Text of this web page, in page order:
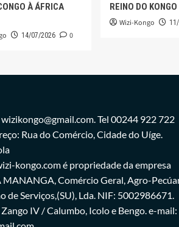
À ÁFRICA
14/07/2026 0
REINO DO KONGO
Wizi-Kongo
Tel 00244 922 722
Rua do Comércio, Cidade do Uíge.
kongo.com é propriedade da empresa
Comércio Geral, Agro-
de Serviços,(SU), Lda. NIF: 5002986671.
IV / Calumbo, Icolo e Bengo. e-mail: